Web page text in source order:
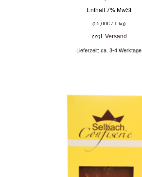
Enthält 7% MwSt
(55,00€ / 1 kg)
zzgl. Versand
Lieferzeit: ca. 3-4 Werktage